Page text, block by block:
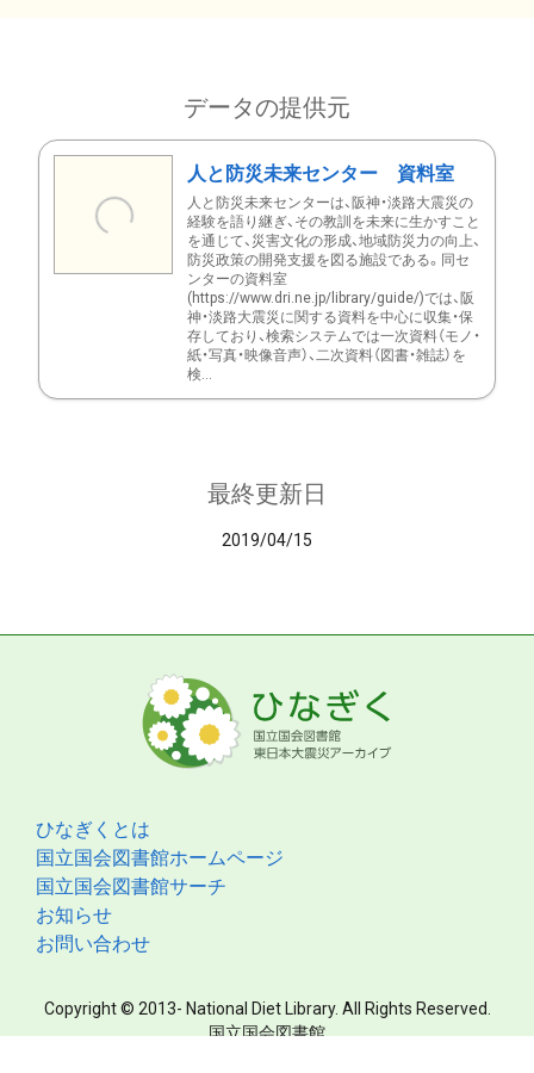
データの提供元
人と防災未来センター 資料室
人と防災未来センターは、阪神・淡路大震災の
経験を語り継ぎ、その教訓を未来に生かすこと
を通じて、災害文化の形成、地域防災力の向上、
防災政策の開発支援を図る施設である。同セ
ンターの資料室
(https://www.dri.ne.jp/library/guide/)では、阪
神・淡路大震災に関する資料を中心に収集・保
存しており、検索システムでは一次資料（モノ・
紙・写真・映像音声）、二次資料（図書・雑誌）を
検...
最終更新日
2019/04/15
ひなぎくとは
国立国会図書館ホームページ
国立国会図書館サーチ
お知らせ
お問い合わせ
Copyright © 2013- National Diet Library. All Rights Reserved.